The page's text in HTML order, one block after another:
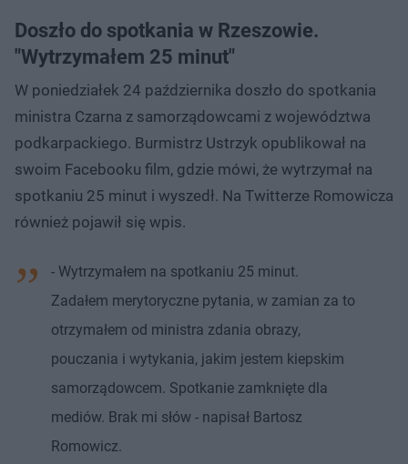
Doszło do spotkania w Rzeszowie.
"Wytrzymałem 25 minut"
W poniedziałek 24 października doszło do spotkania
ministra Czarna z samorządowcami z województwa
podkarpackiego. Burmistrz Ustrzyk opublikował na
swoim Facebooku film, gdzie mówi, że wytrzymał na
spotkaniu 25 minut i wyszedł. Na Twitterze Romowicza
również pojawił się wpis.
- Wytrzymałem na spotkaniu 25 minut.
Zadałem merytoryczne pytania, w zamian za to
otrzymałem od ministra zdania obrazy,
pouczania i wytykania, jakim jestem kiepskim
samorządowcem. Spotkanie zamknięte dla
mediów. Brak mi słów - napisał Bartosz
Romowicz.